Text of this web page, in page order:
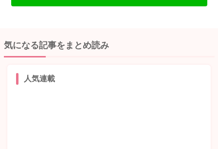
気になる記事をまとめ読み
人気連載